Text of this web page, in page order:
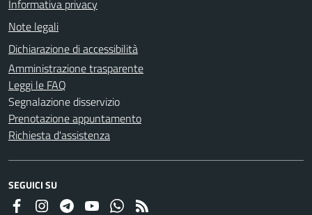
Informativa privacy
Note legali
Dichiarazione di accessibilità
Amministrazione trasparente
Leggi le FAQ
Segnalazione disservizio
Prenotazione appuntamento
Richiesta d'assistenza
SEGUICI SU